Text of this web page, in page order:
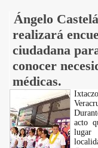
Ángelo
realizará
ciudadana
conocer
médicas.
acto